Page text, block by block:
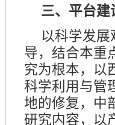
三、平台建
以科学发
导，结合本重
究为根本，以
科学利用与管
地的修复，中
研究内容，以